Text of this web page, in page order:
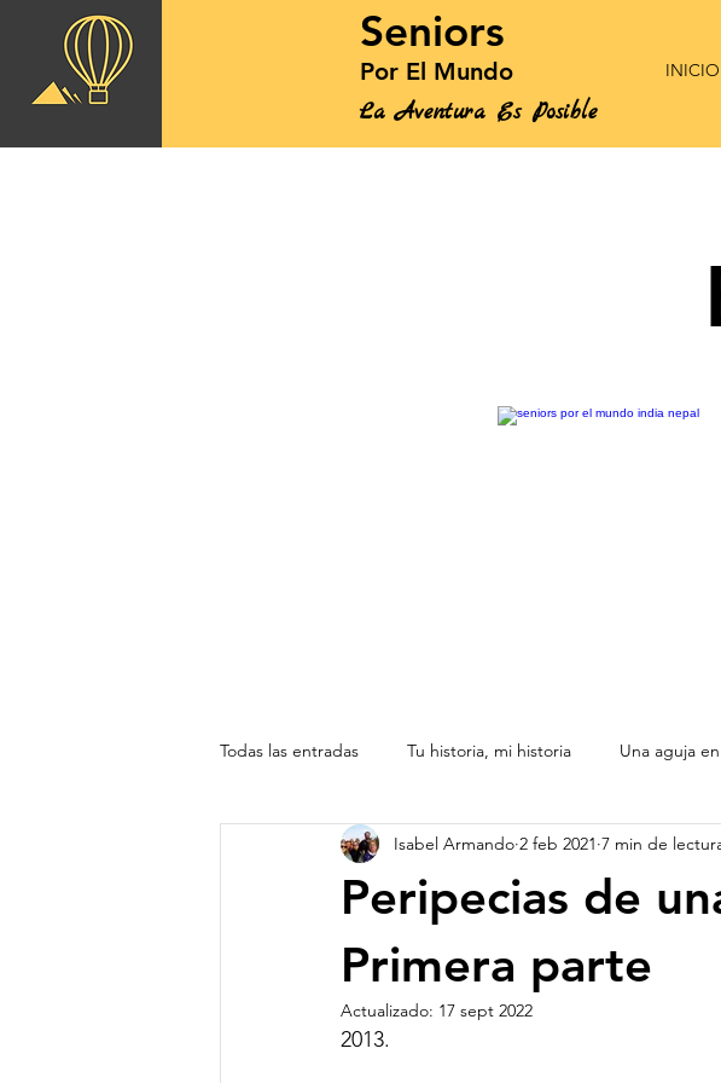
Seniors
Por El Mundo INICIO
La Aventura Es Posible
Todas las entradas Tu historia, mi historia Una aguja
América toda , de norte a sur Argentina
Peripecias de
Primera parte
Isabel Armando 2 feb 2021 7 min de
Actualizado: 17 sept 2022
2013.